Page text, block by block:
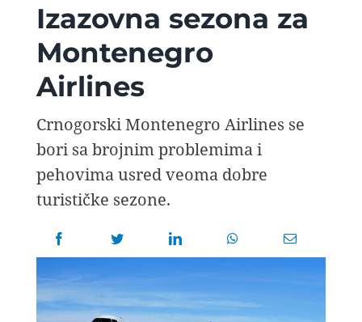
AVIOPEDIA
SPECIJAL
FOTO PRIČA
TEMA
AGENT
Search
for:
Izazovna sezona za
Montenegro
Airlines
Crnogorski Montenegro Airlines se
bori sa brojnim problemima i
pehovima usred veoma dobre
turističke sezone.